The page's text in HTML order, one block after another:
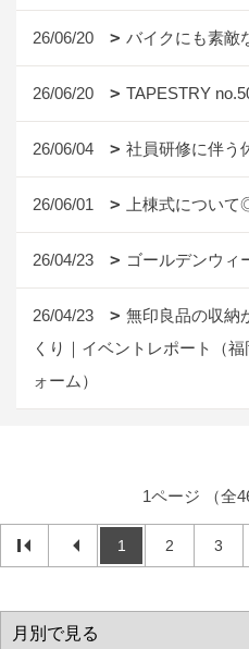
26/06/20 バイクにも素敵
26/06/20 TAPESTRY
26/06/04 社員研修に伴う
26/06/01 上棟式につい
26/04/23 ゴールデンウィ
26/04/23
無印良品の収納
くり｜イベントレポート（
ォーム）
1ページ （全
1 2 3